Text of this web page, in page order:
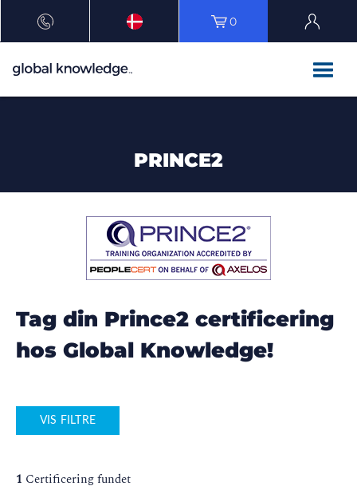
0
PRINCE2
Tag din Prince2 certificering
hos Global Knowledge!
VIS FILTRE
1 Certificering fundet